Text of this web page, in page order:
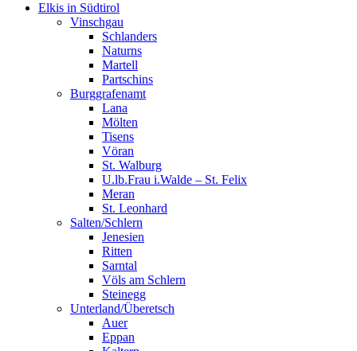
Elkis in Südtirol
Vinschgau
Schlanders
Naturns
Martell
Partschins
Burggrafenamt
Lana
Mölten
Tisens
Vöran
St. Walburg
U.lb.Frau i.Walde – St. Felix
Meran
St. Leonhard
Salten/Schlern
Jenesien
Ritten
Sarntal
Völs am Schlern
Steinegg
Unterland/Überetsch
Auer
Eppan